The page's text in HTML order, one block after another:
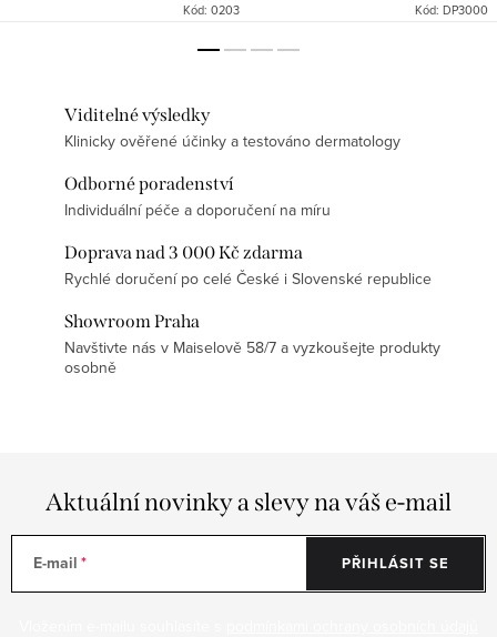
Kód: 0203 Kód: DP3000
Viditelné výsledky
Klinicky ověřené účinky a testováno dermatology
Odborné poradenství
Individuální péče a doporučení na míru
Doprava nad 3 000 Kč zdarma
Rychlé doručení po celé České i Slovenské republice
Showroom Praha
Navštivte nás v Maiselově 58/7 a vyzkoušejte produkty
osobně
Aktuální novinky a slevy na váš e-mail
E-mail PŘIHLÁSIT SE